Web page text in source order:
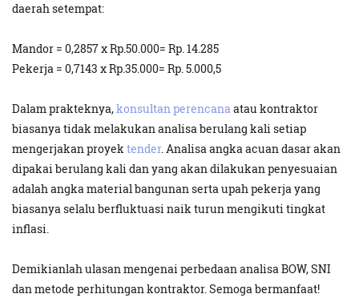
daerah setempat:
Mandor = 0,2857 x Rp.50.000= Rp. 14.285
Pekerja = 0,7143 x Rp.35.000= Rp. 5.000,5
Dalam prakteknya,konsultan perencanaatau kontraktor
biasanya tidak melakukan analisa berulang kali setiap
mengerjakan proyektender. Analisa angka acuan dasar akan
dipakai berulang kali dan yang akan dilakukan penyesuaian
adalah angka material bangunan serta upah pekerja yang
biasanya selalu berfluktuasi naik turun mengikuti tingkat
inflasi.
Demikianlah ulasan mengenai perbedaan analisa BOW, SNI
dan metode perhitungan kontraktor. Semoga bermanfaat!